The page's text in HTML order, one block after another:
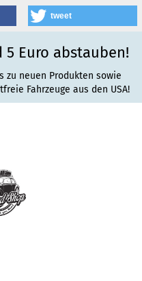
tweet
Euro abstauben!
zu neuen Produkten sowie
Fahrzeuge aus den USA!